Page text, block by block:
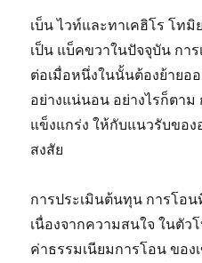
เบ็น ไวท์และทาเคฮิโร โท
เป็น แบ็คขวาในปัจจุบัน กา
ต่อเมื่อหนึ่งในนั้นต้องย้ายอ
อย่างแน่นอน อย่างไรก็ตาม
แข็งแกร่ง ให้กับแนวรับของ
สงสัย
การประเมินต้นทุน การโอ
เนื่องจากความสนใจ ในตัว
ค่าธรรมเนียมการโอน ของ